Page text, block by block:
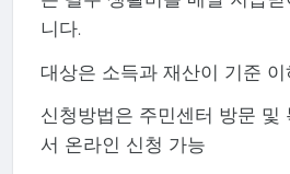
니다.
대상은 소득과 재산이 기준
신청방법은 주민센터 방문 및
서 온라인 신청 가능